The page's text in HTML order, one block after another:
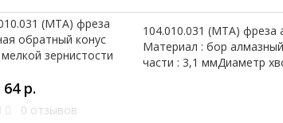
104.010.031 (МТА) фреза
Материал : бор
части : 3,1 ммДиаметр
64 р.
0 отзывов